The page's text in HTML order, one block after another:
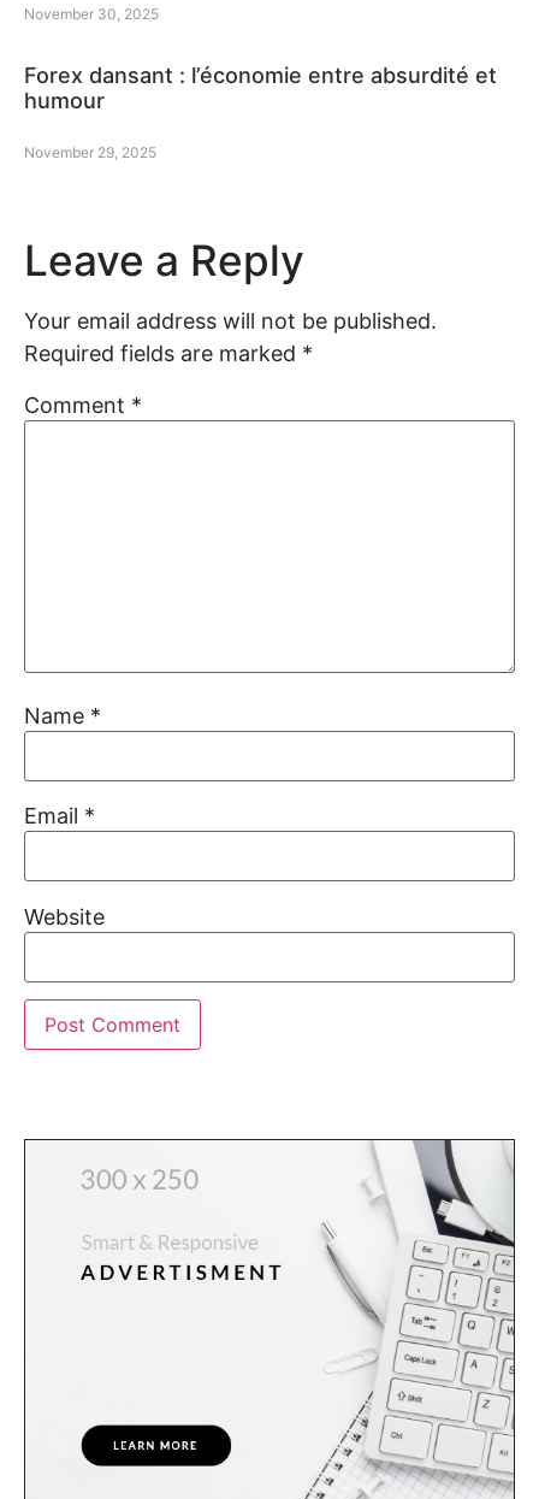
November 30, 2025
Forex dansant : l’économie entre absurdité et
humour
November 29, 2025
Leave a Reply
Your email address will not be published.
Required fields are marked *
Comment *
Name *
Email *
Website